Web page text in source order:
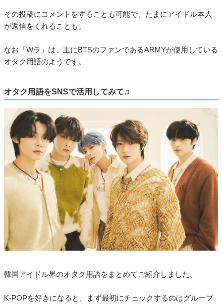
その投稿にコメントをすることも可能で、たまにアイドル本人
が返信をくれることも。
なお「Wラ」は、主にBTSのファンであるARMYが使用している
オタク用語のようです。
オタク用語をSNSで活用してみて♫
韓国アイドル界のオタク用語をまとめてご紹介しました。
K-POPを好きになると、まず最初にチェックするのはグループ